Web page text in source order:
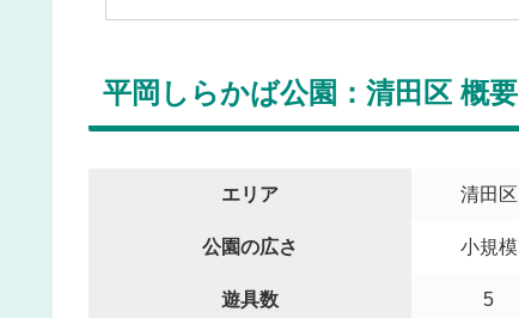
平岡しらかば公園：清田区 概要
エリア 清田区
公園の広さ 小規模
遊具数 5